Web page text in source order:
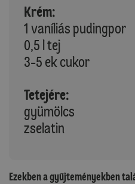
Krém:
1 vaníliás pudingpor
0,5 l tej
3-5 ek cukor
Tetejére:
gyümölcs
zselatin
Ezekben a gyűjteményekben